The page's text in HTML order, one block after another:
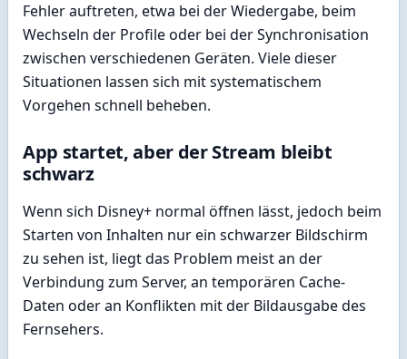
Fehler auftreten, etwa bei der Wiedergabe, beim
Wechseln der Profile oder bei der Synchronisation
zwischen verschiedenen Geräten. Viele dieser
Situationen lassen sich mit systematischem
Vorgehen schnell beheben.
App startet, aber der Stream bleibt
schwarz
Wenn sich Disney+ normal öffnen lässt, jedoch beim
Starten von Inhalten nur ein schwarzer Bildschirm
zu sehen ist, liegt das Problem meist an der
Verbindung zum Server, an temporären Cache-
Daten oder an Konflikten mit der Bildausgabe des
Fernsehers.